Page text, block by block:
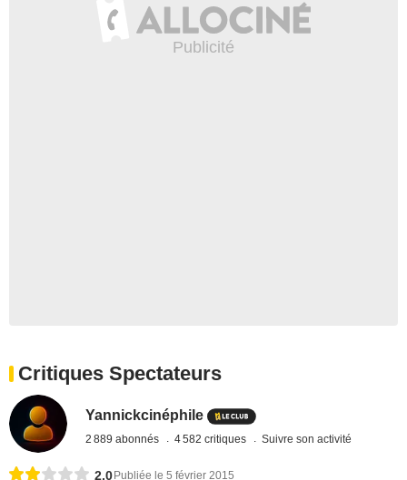
Critiques Spectateurs
Yannickcinéphile
2 889 abonnés 4 582 critiques Suivre son activité
2,0 Publiée le 5 février 2015